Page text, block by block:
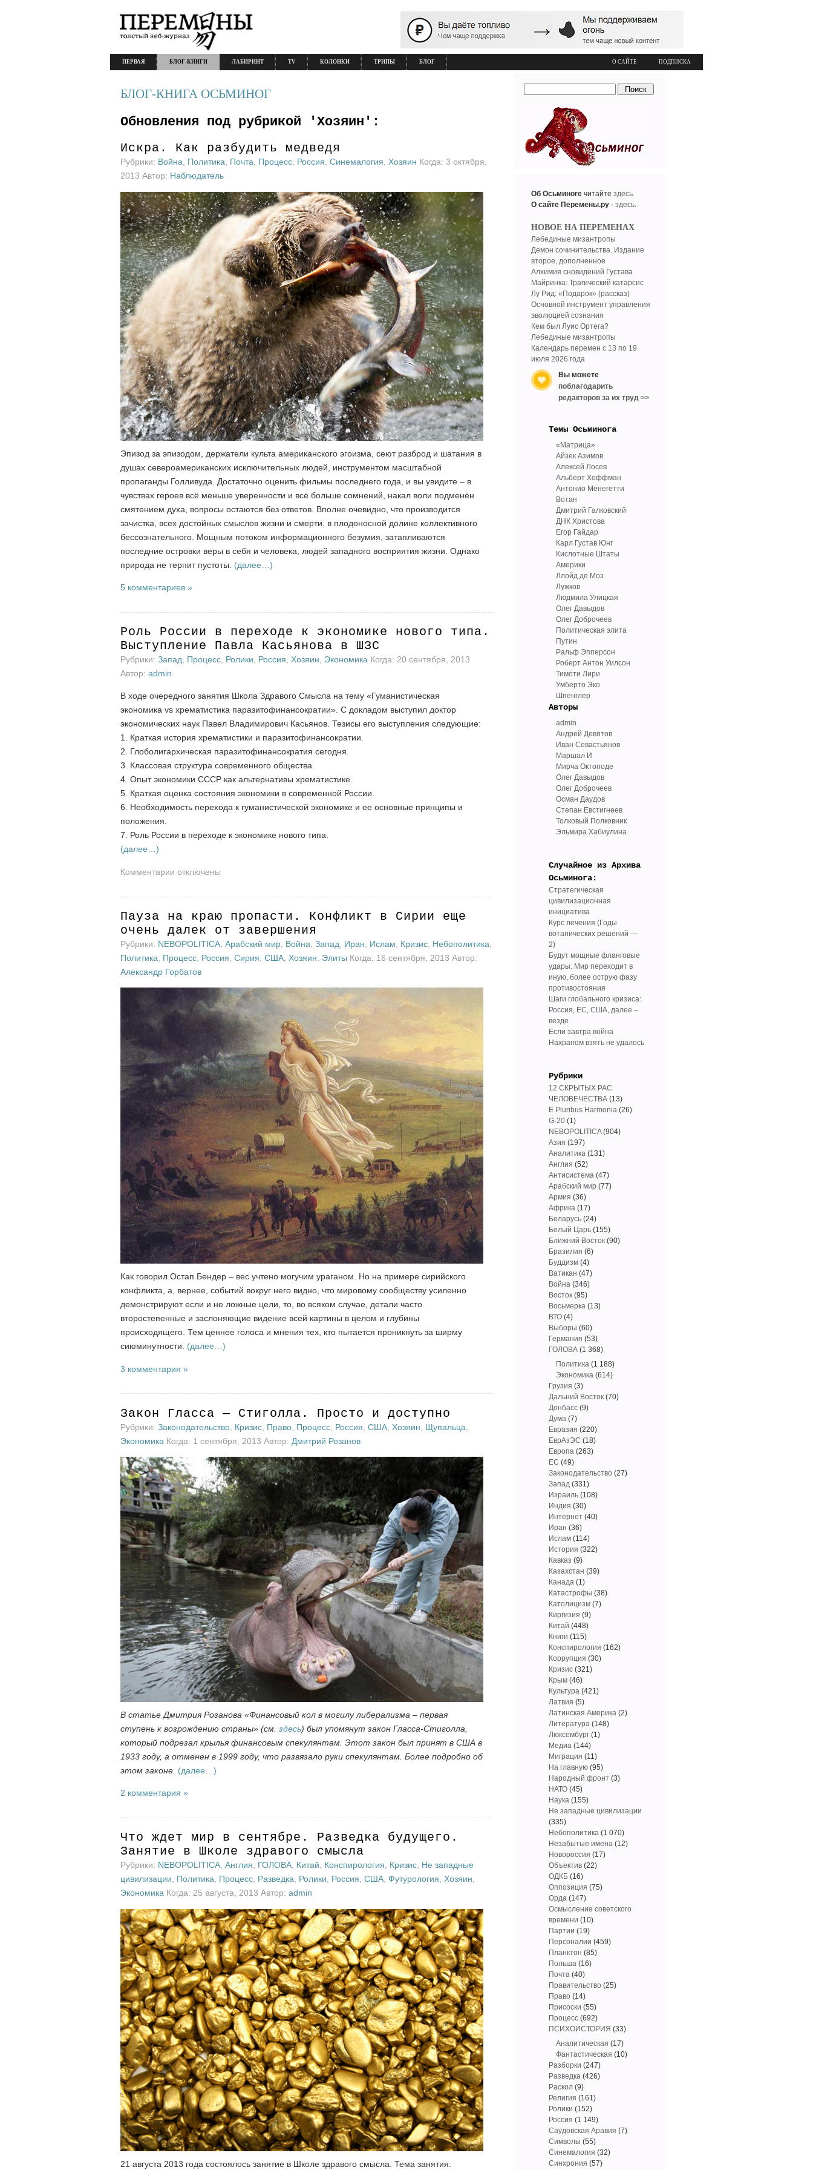
О САЙТЕ ПОДПИСКА
ПЕРВАЯ БЛОГ-КНИГИ ЛАБИРИНТ TV КОЛОНКИ ТРИПЫ БЛОГ
БЛОГ-КНИГА ОСЬМИНОГ
Обновления под рубрикой 'Хозяин':
Искра. Как разбудить медведя
Рубрики: Война Политика Почта Процесс Россия Синемалогия Хозяин Когда: 3 октября,
2013 Автор: Наблюдатель
Эпизод за эпизодом, держатели культа американского эгоизма, сеют разброд и шатания в
душах североамериканских исключительных людей, инструментом масштабной
пропаганды Голливуда. Достаточно оценить фильмы последнего года, и вы увидите – в
чувствах героев всё меньше уверенности и всё больше сомнений, накал воли подменён
смятением духа, вопросы остаются без ответов. Вполне очевидно, что производится
зачистка, всех достойных смыслов жизни и смерти, в плодоносной долине коллективного
бессознательного. Мощным потоком информационного безумия, затапливаются
последние островки веры в себя и человека, людей западного восприятия жизни. Однако
природа не терпит пустоты. (далее…)
5 комментариев »
Роль России в переходе к экономике нового типа.
Выступление Павла Касьянова в ШЗС
Рубрики: Запад Процесс Ролики Россия Хозяин Экономика Когда: 20 сентября, 2013
Автор: admin
В ходе очередного занятия Школа Здравого Смысла на тему «Гуманистическая
экономика vs хрематистика паразитофинансократии». С докладом выступил доктор
экономических наук Павел Владимирович Касьянов. Тезисы его выступления следующие:
1. Краткая история хрематистики и паразитофинансократии.
2. Глоболигархическая паразитофинансократия сегодня.
3. Классовая структура современного общества.
4. Опыт экономики СССР как альтернативы хрематистике.
5. Краткая оценка состояния экономики в современной России.
6. Необходимость перехода к гуманистической экономике и ее основные принципы и
положения.
7. Роль России в переходе к экономике нового типа.
(далее…)
Комментарии к
Роль
России
в
переходе
к
экономике
типа.
Выступление
Касьянова
ШЗС
отключены
Пауза на краю пропасти. Конфликт в Сирии еще
очень далек от завершения
Рубрики: NEBOPOLITICA Арабский мир Война Запад Иран Ислам Кризис Небополитика
Политика
Процесс Россия Сирия США Хозяин Элиты Когда: 16 сентября, 2013 Автор:
Александр Горбатов
Как говорил Остап Бендер – вес учтено могучим ураганом. Но на примере сирийского
конфликта, а, вернее, событий вокруг него видно, что мировому сообществу усиленно
демонстрируют если и не ложные цели, то, во всяком случае, детали часто
второстепенные и заслоняющие видение всей картины в целом и глубины
происходящего. Тем ценнее голоса и мнения тех, кто пытается проникнуть за ширму
сиюминутности. (далее…)
3 комментария »
Закон Гласса — Стиголла. Просто и доступно
Рубрики: Законодательство Кризис Право Процесс Россия США Хозяин Щупальца
Экономика Когда: 1 сентября, 2013 Автор: Дмитрий Розанов
В статье Дмитрия Розанова «Финансовый кол в могилу либерализма – первая
ступень к возрождению страны» (см. здесь) был упомянут закон Гласса-Стиголла,
который подрезал крылья финансовым спекулянтам. Этот закон был принят в США в
1933 году, а отменен в 1999 году, что развязало руки спекулянтам. Более подробно об
этом законе. (далее…)
2 комментария »
Что ждет мир в сентябре. Разведка будущего.
Занятие в Школе здравого смысла
Рубрики: NEBOPOLITICA, Англия, ГОЛОВА, Китай, Конспирология, Кризис, Не западные
цивилизации, Политика, Процесс, Разведка, Ролики, Россия, США, Футурология, Хозяин,
Экономика Когда: 25 августа, 2013 Автор: admin
21 августа 2013 года состоялось занятие в Школе здравого смысла. Тема занятия:
Об Осьминоге читайте здесь.
О сайте Перемены.ру - здесь.
НОВОЕ НА ПЕРЕМЕНАХ
Лебединые мизантропы
Демон сочинительства. Издание
второе, дополненное
Алхимия сновидений Густава
Майринка: Трагический катарсис
Лу Рид: «Подарок» (рассказ)
Основной инструмент управления
эволюцией сознания
Кем был Луис Ортега?
Лебединые мизантропы
Календарь перемен с 13 по 19
июля 2026 года
Вы можете
поблагодарить
редакторов за их труд >>
Tемы Осьминога
«Матрица»
Айзек Азимов
Алексей Лосев
Альберт Хоффман
Антонио Менегетти
Вотан
Дмитрий Галковский
ДНК Христова
Егор Гайдар
Карл Густав Юнг
Кислотные Штаты
Америки
Ллойд де Моз
Лужков
Людмила Улицкая
Олег Давыдов
Олег Доброчеев
Политическая элита
Путин
Ральф Эпперсон
Роберт Антон Уилсон
Тимоти Лири
Умберто Эко
Шпенглер
Авторы
admin
Андрей Девятов
Иван Севастьянов
Маршал И
Мирча Октоподе
Олег Давыдов
Олег Доброчеев
Осман Даудов
Степан Евстигнеев
Толковый Полковник
Эльмира Хабиулина
Случайное из Архива
Осьминога:
Стратегическая
цивилизационная
инициатива
Курс лечения (Годы
вотанических решений —
2)
Будут мощные фланговые
удары. Мир переходит в
иную, более острую фазу
противостояния
Шаги глобального кризиса:
Россия, ЕС, США, далее –
везде
Если завтра война
Нахрапом взять не удалось
Рубрики
12 СКРЫТЫХ РАС
ЧЕЛОВЕЧЕСТВА (13)
E Pluribus Harmonia (26)
G-20 (1)
NEBOPOLITICA(904)
Азия (197)
Аналитика (131)
Англия (52)
Антисистема (47)
Арабский мир (77)
Армия (36)
Африка (17)
Беларусь (24)
Белый Царь (155)
Ближний Восток (90)
Бразилия (6)
Буддизм (4)
Ватикан (47)
Война (346)
Восток (95)
Восьмерка (13)
ВТО (4)
Выборы (60)
Германия (53)
ГОЛОВА (1 368)
Политика (1 188)
Экономика (614)
Грузия (3)
Дальний Восток (70)
Донбасс (9)
Дума (7)
Евразия (220)
ЕврАзЭС (18)
Европа (263)
ЕС (49)
Законодательство (27)
Запад (331)
Израиль (108)
Индия (30)
Интернет (40)
Иран (36)
Ислам (114)
История (322)
Кавказ (9)
Казахстан (39)
Канада (1)
Катастрофы (38)
Католицизм (7)
Киргизия (9)
Китай (448)
Книги (115)
Конспирология (162)
Коррупция (30)
Кризис (321)
Крым (46)
Культура (421)
Латвия (5)
Латинская Америка (2)
Литература (148)
Люксембург (1)
Медиа (144)
Миграция (11)
На главную (95)
Народный фронт (3)
НАТО (45)
Наука (155)
Не западные цивилизации
(335)
Небополитика (1 070)
Незабытые имена (12)
Новороссия (17)
Объектив (22)
ОДКБ (16)
Оппозиция (75)
Орда (147)
Осмысление советского
времени (10)
Партии (19)
Персоналии (459)
Планктон (85)
Польша (16)
Почта (40)
Правительство (25)
Право (14)
Присоски (55)
Процесс (692)
ПСИХОИСТОРИЯ (33)
Аналитическая (17)
Фантастическая (10)
Разборки (247)
Разведка (426)
Раскол (9)
Религия (161)
Ролики (152)
Россия (1 149)
Саудовская Аравия (7)
Символы (55)
Синемалогия (32)
Синхрония (57)